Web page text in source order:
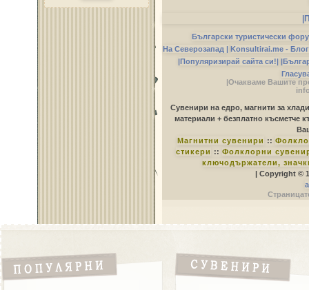
Български туристически
На Северозапад | Konsultirai.me -
|Популяризирай сайта си!|
|Очакваме Вашите
Сувенири на едро, магнити за
материали + безплатно късметче
Магнитни сувенири ::
стикери :: Фолклорни
ключодържатели,
| Copyright ©